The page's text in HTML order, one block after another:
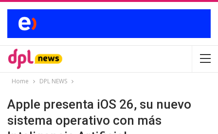
Home DPL NEWS
Apple presenta iOS 26, su nuevo
sistema operativo con más